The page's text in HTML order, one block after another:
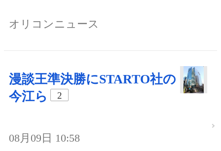
オリコンニュース
漫談王準決勝にSTARTO社の
今江ら
2
08月09日 10:58